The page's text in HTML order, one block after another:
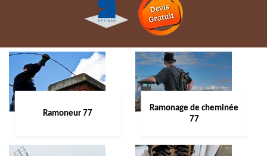
Ramoneur 77
Ramonage de cheminée
77